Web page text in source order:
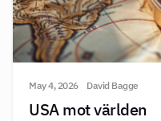
May 4, 2026 David Bagge
USA mot världen